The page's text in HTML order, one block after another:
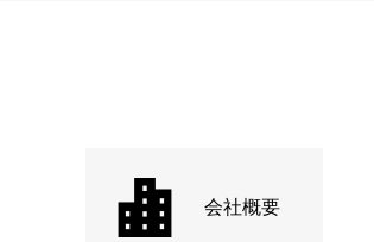
会社概要